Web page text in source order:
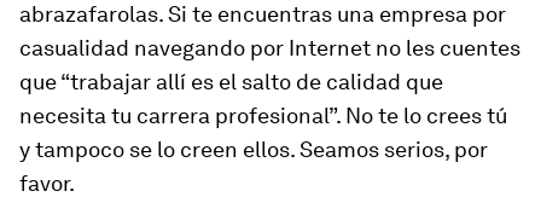
abrazafarolas. Si te encuentras una empresa por
casualidad navegando por Internet no les cuentes
que“trabajar allí es el salto de calidad que
necesita tu carrera profesional”. No te lo crees tú
y tampoco se lo creen ellos. Seamos serios, por
favor.